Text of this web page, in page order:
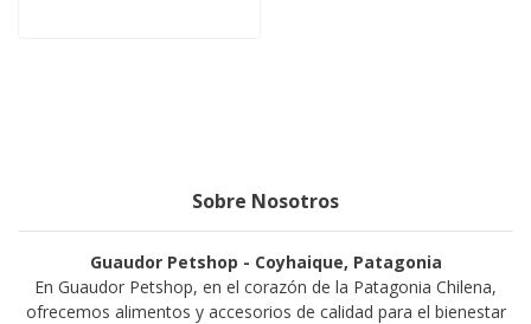
Sobre Nosotros
Guaudor Petshop - Coyhaique, Patagonia
En Guaudor Petshop, en el corazón de la Patagonia Chilena,
ofrecemos alimentos y accesorios de calidad para el bienestar